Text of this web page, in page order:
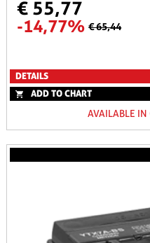
€ 55,77
-14,77% € 65,44
DETAILS
ADD TO CHART
AVAILABLE IN